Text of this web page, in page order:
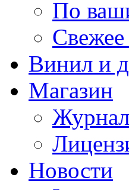
По
Свежее
Винил и
Магазин
Новости